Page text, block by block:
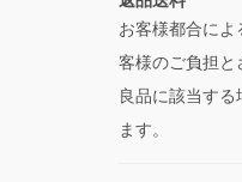
お客様都合によ
客様のご負担と
良品に該当す
ます。